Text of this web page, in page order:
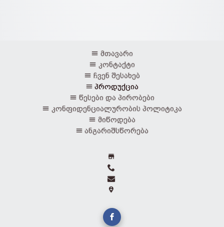
მთავარი
კონტაქტი
ჩვენ შესახებ
პროდუქცია
წესები და პირობები
კონფიდენციალურობის პოლიტიკა
მიწოდება
ანგარიშსწორება